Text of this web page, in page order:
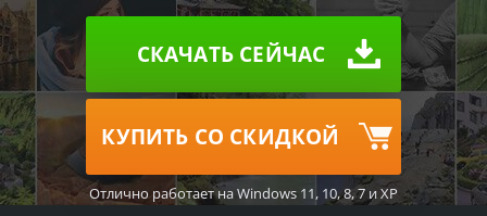
СКАЧАТЬ СЕЙЧАС
КУПИТЬ СО СКИДКОЙ
Отлично работает на Windows 11, 10, 8, 7 и XP